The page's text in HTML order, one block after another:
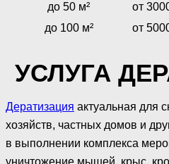
до 50 м²
от
до 100 м²
от
УСЛУГА
Дератизация актуальная для
хозяйств, частных домов и
в выполнении комплекса